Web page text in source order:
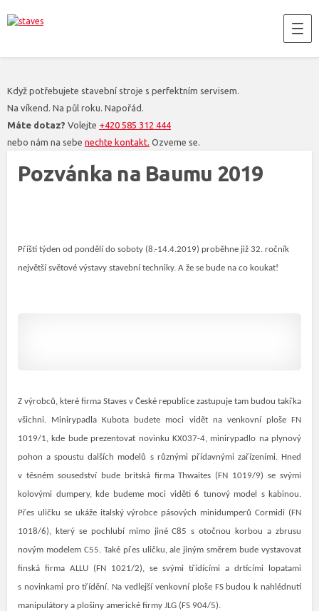
Když potřebujete stavební stroje s perfektním servisem.
Na víkend. Na půl roku. Napořád.
Máte dotaz? Volejte +420 585 312 444
nebo nám na sebe nechte kontakt. Ozveme se.
Pozvánka na Baumu 2019
Příští týden od pondělí do soboty (8.-14.4.2019) proběhne již 32. ročník
největší světové výstavy stavební techniky. A že se bude na co koukat!
Z výrobců, které firma Staves v České republice zastupuje tam budou takřka
všichni. Minirypadla Kubota budete moci vidět na venkovní ploše FN
1019/1, kde bude prezentovat novinku KX037-4, minirypadlo na plynový
pohon a spoustu dalších modelů s různými přídavnými zařízeními. Hned
v těsném sousedství bude britská firma Thwaites (FN 1019/9) se svými
kolovými dumpery, kde budeme moci viděti 6 tunový model s kabinou.
Přes uličku se ukáže italský výrobce pásových minidumperů Cormidi (FN
1018/6), který se pochlubí mimo jiné C85 s otočnou korbou a zbrusu
novým modelem C55. Také přes uličku, ale jiným směrem bude vystavovat
finská firma ALLU (FN 1021/2), se svými třídícími a drtícími lopatami
s novinkami pro třídění. Na vedlejší venkovní ploše FS budou k nahlédnutí
manipulátory a plošiny americké firmy JLG (FS 904/5).